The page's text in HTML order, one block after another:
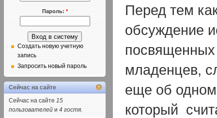
Перед тем
обсуждение
младенцев,
еще об
который
Пароль: *
Создать новую учетную
запись
Запросить новый пароль
Сейчас на сайте
Сейчас на сайте 15
пользователей и 4 гостя.